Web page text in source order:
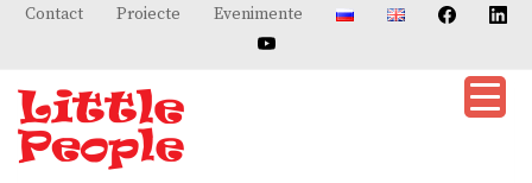
SkipContact Proiecte Evenimente